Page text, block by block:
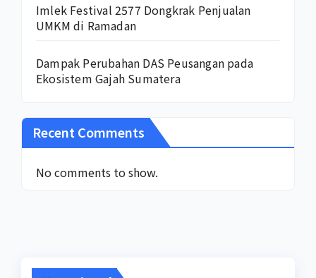
Imlek Festival 2577 Dongkrak Penjualan
UMKM di Ramadan
Dampak Perubahan DAS Peusangan pada
Ekosistem Gajah Sumatera
Recent Comments
No comments to show.